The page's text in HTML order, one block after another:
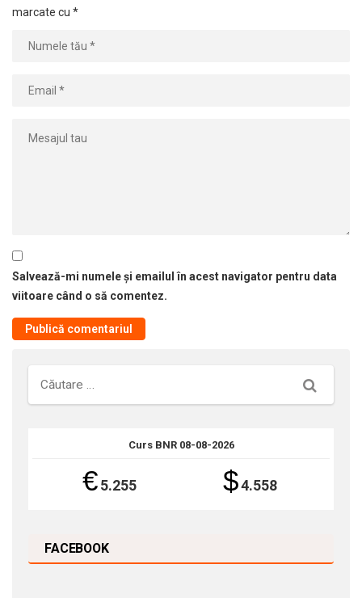
marcate cu *
Salvează-mi numele și emailul în acest navigator pentru data
viitoare când o să comentez.
Căutare
Curs BNR 08-08-2026
€5.255 $4.558
FACEBOOK